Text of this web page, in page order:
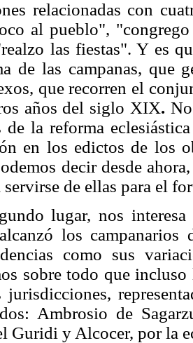
relacionadas con
al pueblo",
las fiestas". Y es
de las campanas, que
que recorren el
años del siglo XIX.
de la reforma
en los edictos de los
decir desde
servirse de ellas para el
lugar, nos
los campanarios
como sus
sobre todo que
jurisdicciones,
Ambrosio de
Guridi y Alcocer, por la